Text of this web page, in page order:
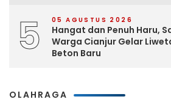
5 05 AGUSTUS 2026
Hangat dan Penuh Haru,
Warga Cianjur Gelar
Beton Baru
OLAHRAGA